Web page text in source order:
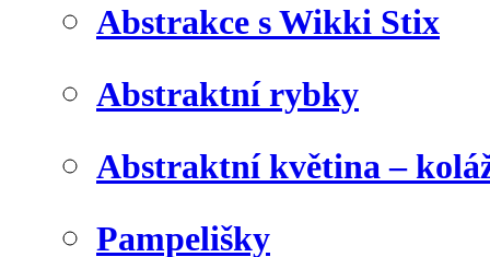
Abstrakce s Wikki Stix
Abstraktní rybky
Abstraktní květina –
Pampelišky